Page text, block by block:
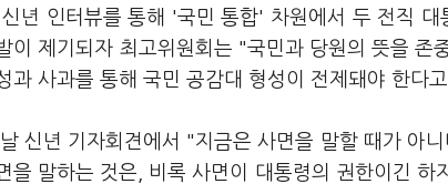
년 인터뷰를 통해 '국민 통합' 차원에서 두 전직
이 제기되자 최고위원회는 "국민과 당원의 뜻을 존
과 사과를 통해 국민 공감대 형성이 전제돼야 한다
신년 기자회견에서 "지금은 사면을 말할 때가 아
을 말하는 것은, 비록 사면이 대통령의 권한이긴 하